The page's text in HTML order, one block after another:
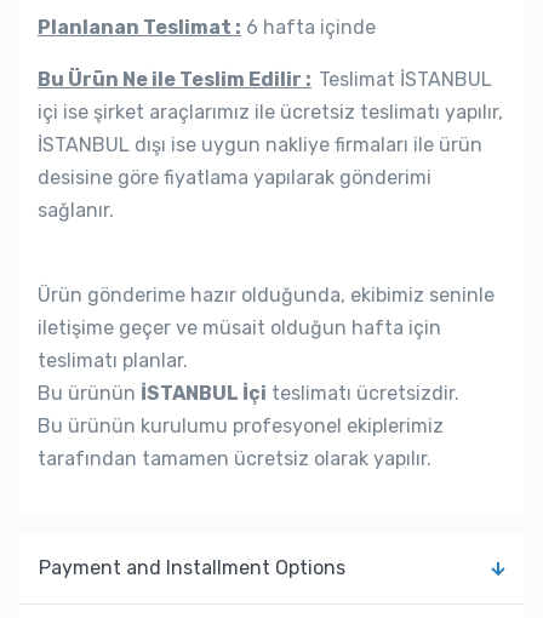
Planlanan Teslimat : 6 hafta içinde
Bu Ürün Ne ile Teslim Edilir : Teslimat İSTANBUL
içi ise şirket araçlarımız ile ücretsiz teslimatı yapılır,
İSTANBUL dışı ise uygun nakliye firmaları ile ürün
desisine göre fiyatlama yapılarak gönderimi
sağlanır.
Ürün gönderime hazır olduğunda, ekibimiz seninle
iletişime geçer ve müsait olduğun hafta için
teslimatı planlar.
Bu ürünün İSTANBUL İçi teslimatı ücretsizdir.
Bu ürünün kurulumu profesyonel ekiplerimiz
tarafından tamamen ücretsiz olarak yapılır.
Payment and Installment Options